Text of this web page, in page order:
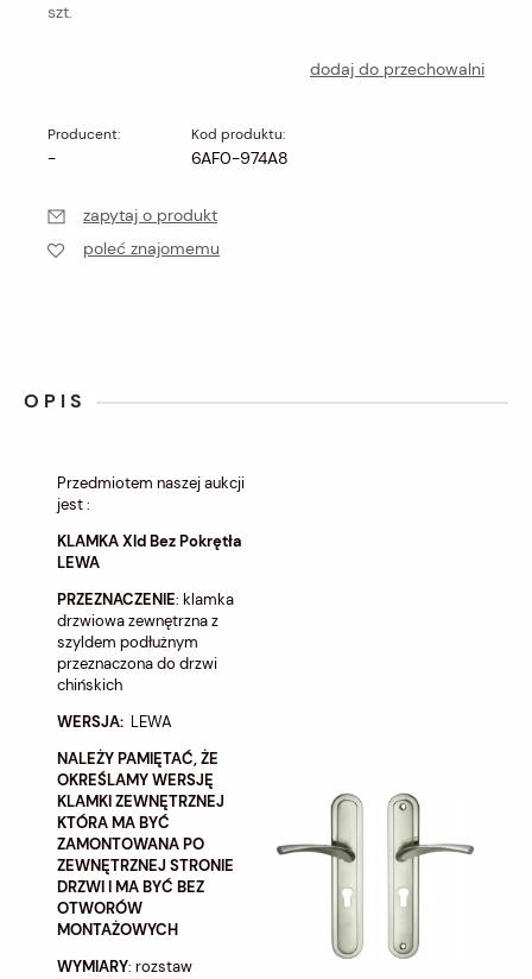
szt.
dodaj do przechowalni
Producent:
-
Kod produktu:
6AF0-974A8
zapytaj o produkt
poleć znajomemu
OPIS
Przedmiotem naszej aukcji
jest :
KLAMKA Xld Bez Pokrętła
LEWA
PRZEZNACZENIE: klamka
drzwiowa zewnętrzna z
szyldem podłużnym
przeznaczona do drzwi
chińskich
WERSJA: LEWA
NALEŻY PAMIĘTAĆ, ŻE
OKREŚLAMY WERSJĘ
KLAMKI ZEWNĘTRZNEJ
KTÓRA MA BYĆ
ZAMONTOWANA PO
ZEWNĘTRZNEJ STRONIE
DRZWI I MA BYĆ BEZ
OTWORÓW
MONTAŻOWYCH
WYMIARY: rozstaw